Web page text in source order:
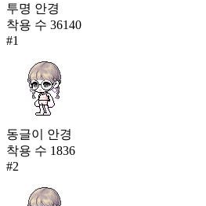
투명 안경
착용 수 36140
#1
동글이 안경
착용 수 1836
#2